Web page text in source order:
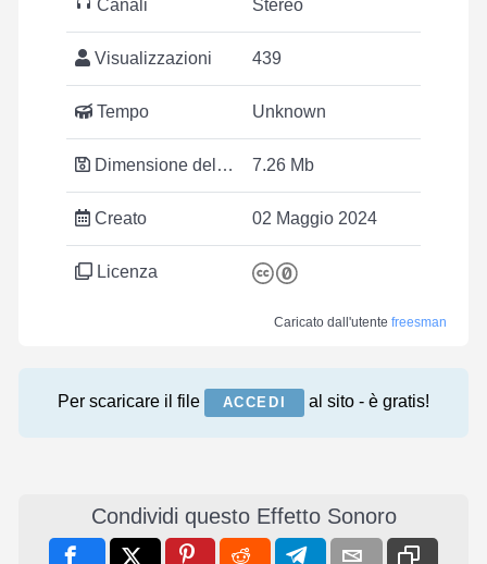
Canali Stereo
Visualizzazioni 439
Tempo Unknown
Dimensione del file 7.26 Mb
Creato 02 Maggio 2024
Licenza
Caricato dall'utente freesman
Per scaricare il file ACCEDI al sito - è gratis!
Condividi questo Effetto Sonoro